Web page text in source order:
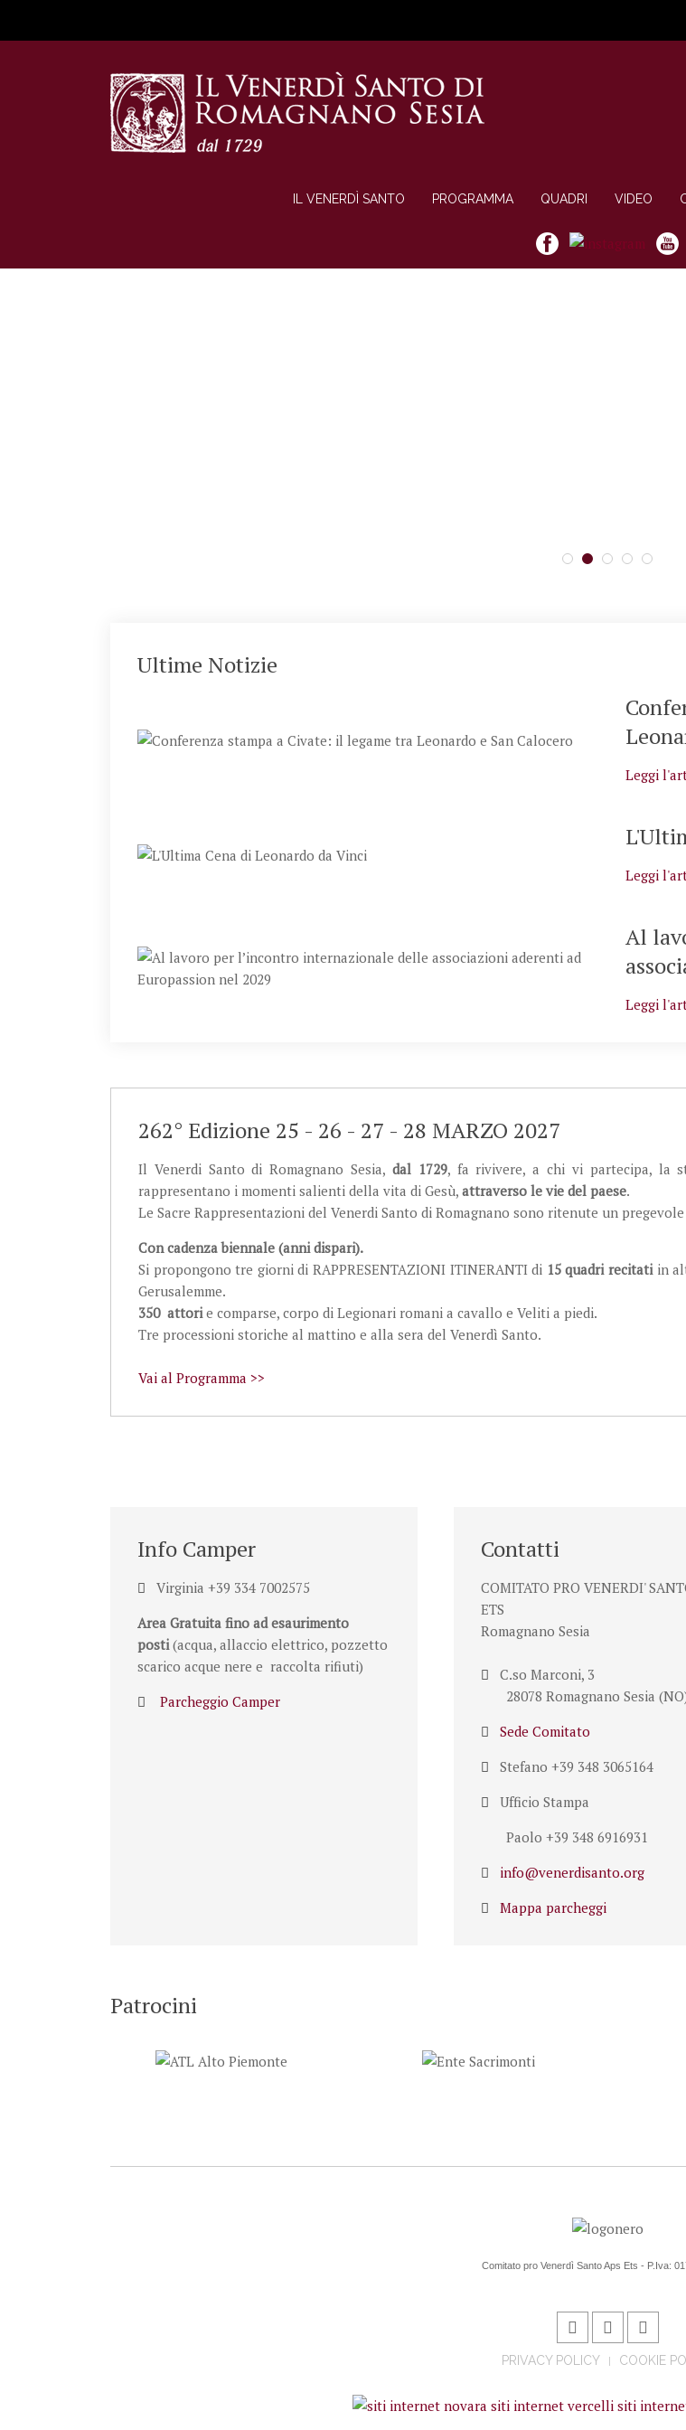
IL VENERDÌ SANTO PROGRAMMA QUADRI VIDEO
Ultime Notizie
Leggi
Leggi
Al
Leggi
262° Edizione 25 - 26 - 27 - 28 MARZO 2027
Il Venerdi Santo di Romagnano Sesia, dal 1729, fa rivivere, a chi vi partecipa, la
rappresentano i momenti salienti della vita di Gesù, attraverso le vie del paese.
Le Sacre Rappresentazioni del Venerdi Santo di Romagnano sono ritenute un
Con cadenza biennale (anni dispari).
Si propongono tre giorni di RAPPRESENTAZIONI ITINERANTI di 15 quadri recitati in
Gerusalemme.
350 attori e comparse, corpo di Legionari romani a cavallo e Veliti a piedi.
Tre processioni storiche al mattino e alla sera del Venerdì Santo.
Vai al Programma >>
Info Camper
Virginia +39 334 7002575
Area Gratuita fino ad esaurimento
posti(acqua, allaccio elettrico, pozzetto
scarico acque nere e raccolta rifiuti)
Parcheggio Camper
Contatti
COMITATO PRO VENERDI'
ETS
Romagnano Sesia
C.so Marconi, 3
28078 Romagnano Sesia
Sede Comitato
Stefano +39 348 3065164
Ufficio Stampa
Paolo +39 348 6916931
info@venerdisanto.org
Mappa parcheggi
Patrocini
Comitato pro Venerdì Santo Aps Ets - P.Iva:
PRIVACY POLICY COOKIE